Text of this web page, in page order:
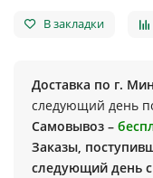
В закладки
Доставка по г.
следующий день
Самовывоз –
Заказы,
следующий день с